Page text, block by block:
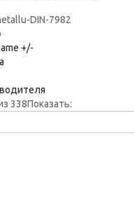
+/-
338Показать: